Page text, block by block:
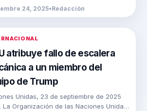
de Control de Inmigración y Aduanas
[…]
24, 2025•Redacción
atribuye fallo de escalera
a un miembro del
de Trump
Unidas, 23 de septiembre de 2025
La Organización de las Naciones Unidas